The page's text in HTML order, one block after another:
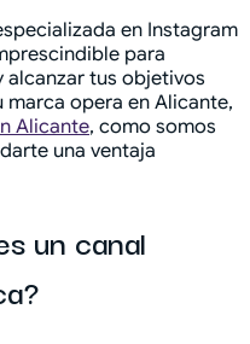
en Instagram
para
alcanzar tus objetivos
opera en Alicante,
Alicante, como somos
una ventaja
un canal